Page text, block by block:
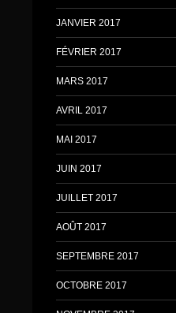
JANVIER 2017
FÉVRIER 2017
MARS 2017
AVRIL 2017
MAI 2017
JUIN 2017
JUILLET 2017
AOÛT 2017
SEPTEMBRE 2017
OCTOBRE 2017